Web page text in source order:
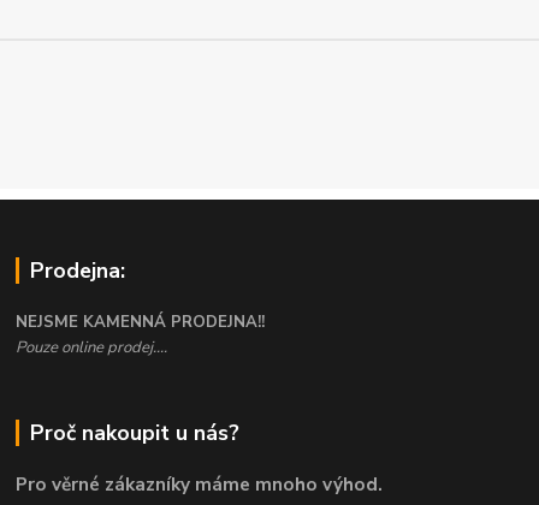
Prodejna:
NEJSME KAMENNÁ PRODEJNA!!
Pouze online prodej....
Proč nakoupit u nás?
Pro věrné zákazníky máme mnoho výhod.